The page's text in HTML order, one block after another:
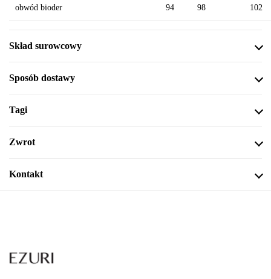
obwód bioder 94 98 102
Skład surowcowy
Sposób dostawy
Tagi
Zwrot
Kontakt